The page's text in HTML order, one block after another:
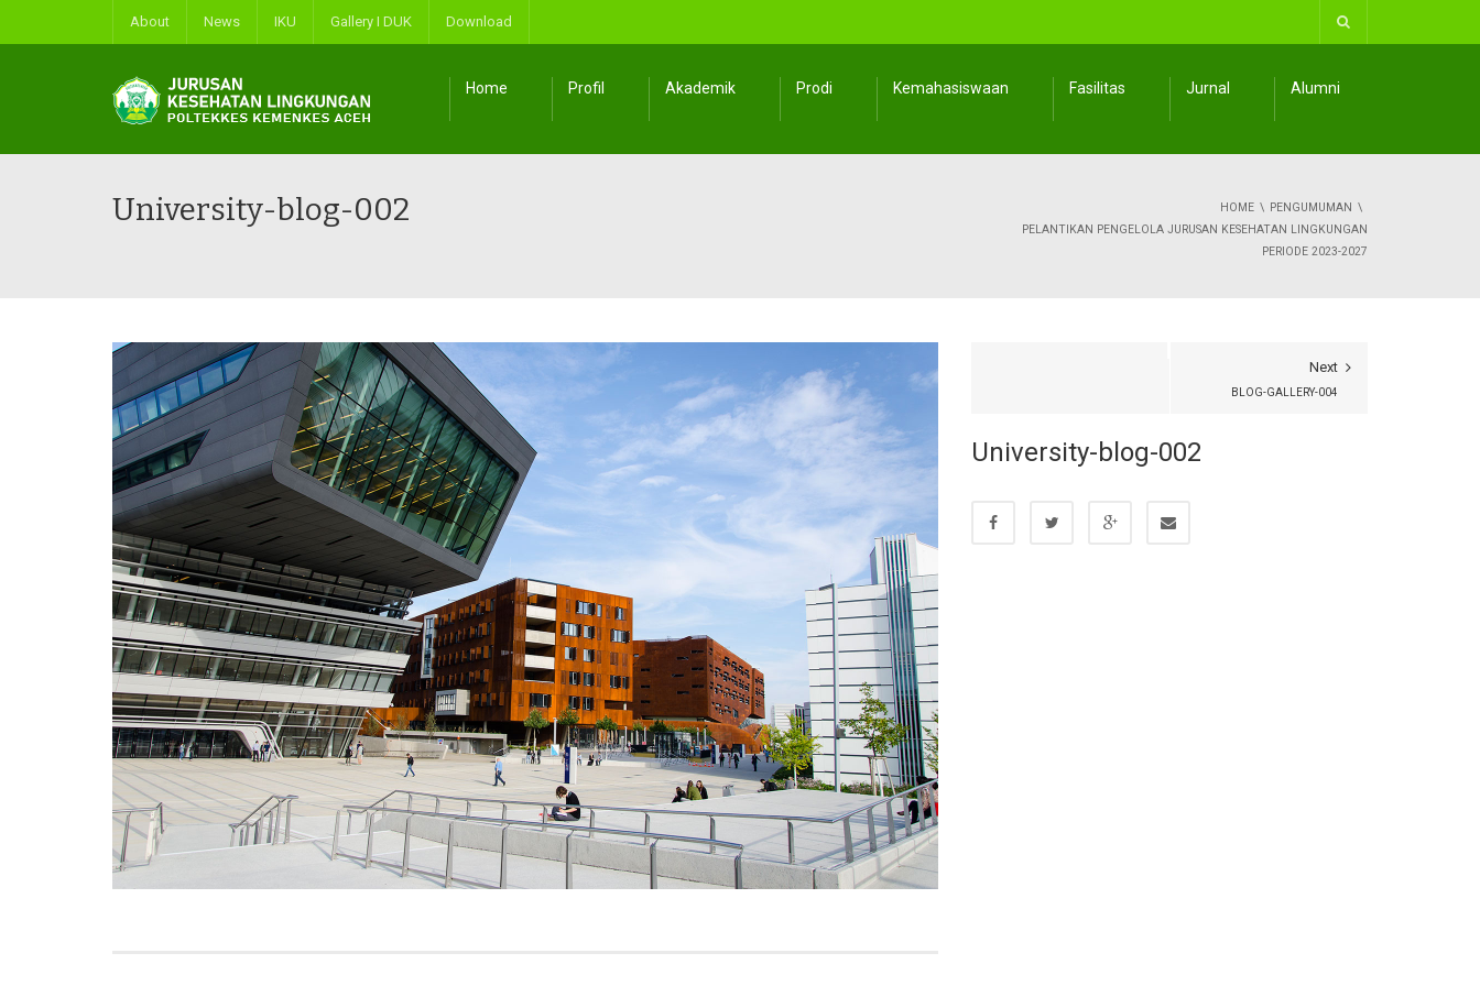
About News IKU Gallery I DUK Download
Home Profil Akademik Prodi Kemahasiswaan Fasilitas Jurnal Alumni
University-blog-002 HOME
PENGUMUMAN
PELANTIKAN PENGELOLA JURUSAN KESEHATAN LINGKUNGAN
PERIODE 2023-2027
Next
BLOG-GALLERY-004
University-blog-002